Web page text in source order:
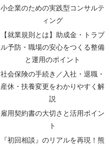
小企業のための実践型コンサルテ
ィング
【就業規則とは】助成金・トラブ
ル予防・職場の安心をつくる整備
と運用のポイント
社会保険の手続き／入社・退職・
産休・扶養変更をわかりやすく解
説
雇用契約書の大切さと活用ポイン
ト
『初回相談』のリアルを再現！熊